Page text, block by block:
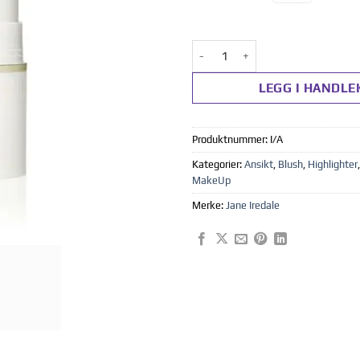
LEGG I
Produktnummer: I/A
Kategorier: Ansikt Blush Highlighter
MakeUp
Merke: Jane Iredale